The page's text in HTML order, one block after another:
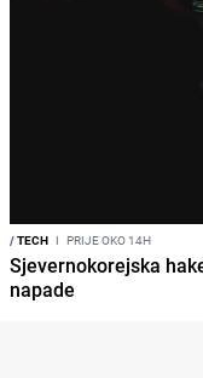
/TECH I PRIJE OKO 14H
Sjevernokorejska
napade